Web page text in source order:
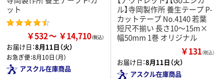
ット
￥532 ￥14,710
お届け日：8月11日（火）
お急ぎ便：8月10日（月）
アスクル在庫商品
ル】寺岡製作所 養生テープ P-
カットテープ No.4140 若葉
短尺不揃い 長さ10～15m×
幅50mm 1巻 オリジナル
￥131（税込）
お届け日：8月11日（火）
アスクル在庫商品